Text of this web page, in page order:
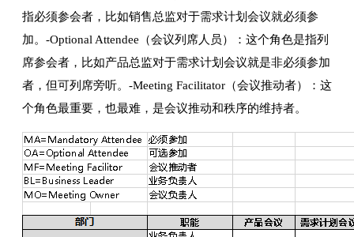
指必须参会者，比如销售总监对于需求计划会议就必须参
加。-Optional Attendee（会议列席人员）：这个角色是指列
席参会者，比如产品总监对于需求计划会议就是非必须参加
者，但可列席旁听。-Meeting Facilitator（会议推动者）：这
个角色最重要，也最难，是会议推动和秩序的维持者。